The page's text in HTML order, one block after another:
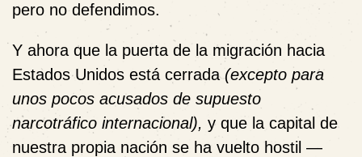
pero no defendimos.
Y ahora que la puerta de la migración hacia
Estados Unidos está cerrada(excepto para
unos pocos acusados de supuesto
narcotráfico internacional), y que la capital de
nuestra propia nación se ha vuelto hostil —